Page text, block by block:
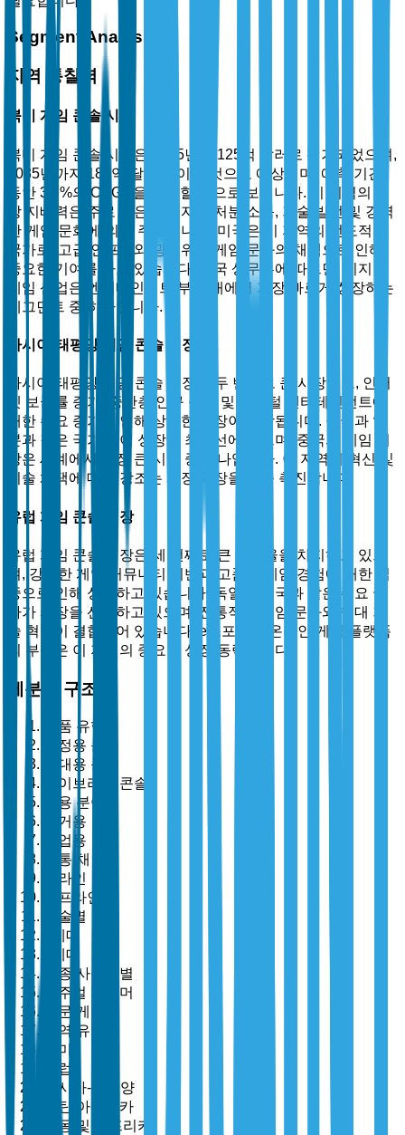
Segment Analysis
지역 통찰력
북미 게임 콘솔 시장
북미 게임 콘솔 시장은 2025년에 125억 달러로 평가되었으며,
2035년까지 187억 달러에 이를 것으로 예상되며, 예측 기간
동안 3.9%의 CAGR을 기록할 것으로 보입니다. 이 지역의 시
장 지배력은 주로 높은 소비자 가처분 소득, 기술 발전 및 강력
한 게임 문화에 의해 주도됩니다. 미국은 이 지역의 선도적인
국가로, 고급 인프라와 광범위한 게임 문화의 채택으로 인해
중요한 기여를 하고 있습니다. 미국 상무부에 따르면, 디지털
게임 산업은 엔터테인먼트 부문 내에서 가장 빠르게 성장하는
세그먼트 중 하나입니다.
아시아-태평양 게임 콘솔 시장
아시아-태평양 게임 콘솔 시장은 두 번째로 큰 시장으로, 인터
넷 보급률 증가, 중산층 인구 증가 및 디지털 엔터테인먼트에
대한 수요 증가로 인해 상당한 성장이 예상됩니다. 중국과 일
본과 같은 국가가 이 성장의 최전선에 있으며, 중국의 게임 시
장은 세계에서 가장 큰 시장 중 하나입니다. 이 지역의 혁신 및
기술 채택에 대한 강조는 시장 확장을 더욱 촉진합니다.
유럽 게임 콘솔 시장
유럽 게임 콘솔 시장은 세 번째로 큰 점유율을 차지하고 있으
며, 강력한 게임 커뮤니티 기반과 고품질 게임 경험에 대한 집
중으로 인해 성장하고 있습니다. 독일과 영국과 같은 주요 국
가가 시장을 선도하고 있으며, 전통적인 게임 문화와 현대 기
술 혁신이 결합되어 있습니다. e스포츠와 온라인 게임 플랫폼
의 부상은 이 지역의 중요한 성장 동력입니다.
세분화 구조
제품 유형별
가정용 콘솔
휴대용 콘솔
하이브리드 콘솔
응용 분야별
주거용
상업용
유통 채널별
온라인
오프라인
기술별
8세대
9세대
최종 사용자별
캐주얼 게이머
전문 게이머
지역 유형별
북미
유럽
아시아-태평양
라틴 아메리카
중동 및 아프리카